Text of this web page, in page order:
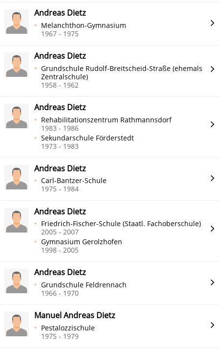
Andreas Dietz
Melanchthon-Gymnasium
1967 - 1975
Andreas Dietz
Grundschule Rudolf-Breitscheid-Straße (ehemals
Zentralschule)
1958 - 1962
Andreas Dietz
Rehabilitationszentrum Rathmannsdorf
1983 - 1986
Sekundarschule Förderstedt
1973 - 1983
Andreas Dietz
Carl-Bantzer-Schule
1975 - 1984
Andreas Dietz
Friedrich-Fischer-Schule (Staatl. Fachoberschule)
2005 - 2007
Gymnasium Gerolzhofen
1998 - 2005
Andreas Dietz
Grundschule Feldrennach
1966 - 1970
Manuel Andreas Dietz
Pestalozzischule
1975 - 1979